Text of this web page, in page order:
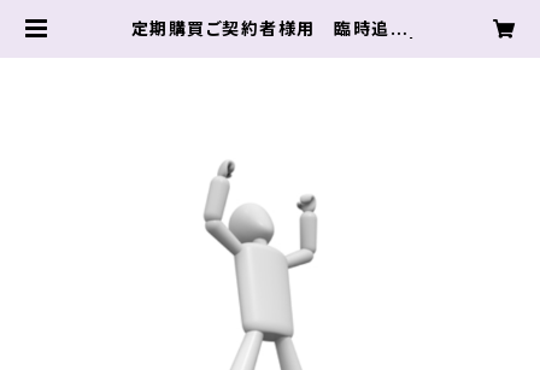
定期購買ご契約者様用 臨時追加